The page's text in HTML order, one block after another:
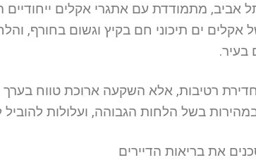
אביב, מתמודדת עם אתגרי אקלים
אקלים ים תיכוני חם בקיץ וגשום בחורף,
בעיר.
רטיבות, אלא השקעה ארוכת טווח בערך
בשל הלחות הגבוהה, ועלולות
את בריאות הדיירים